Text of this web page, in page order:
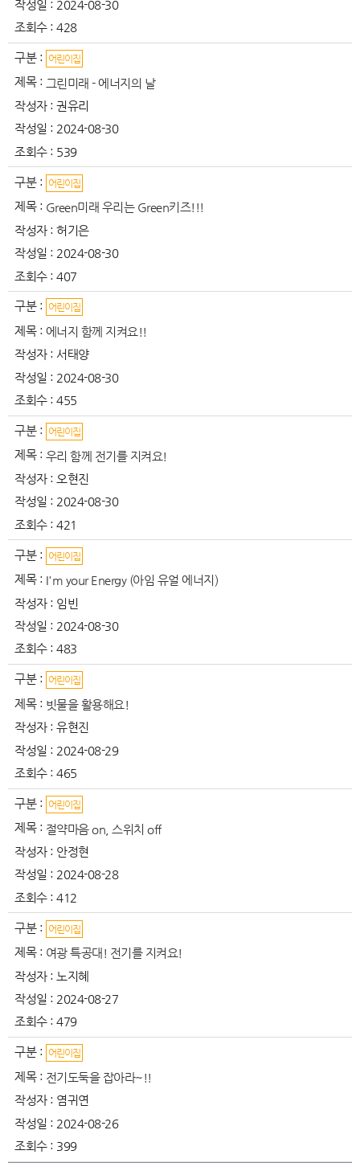
작성일 : 2024-08-30
조회수 :428
구분 : 어린이집
제목 : 그린미래 - 에너지의 날
작성자 :권유리
작성일 : 2024-08-30
조회수 : 539
구분 : 어린이집
제목 : Green미래 우리는 Green키즈!!!
작성자 :허기은
작성일 : 2024-08-30
조회수 :407
구분 : 어린이집
제목 : 에너지 함께 지켜요!!
작성자 : 서태양
작성일 : 2024-08-30
조회수 :455
구분 : 어린이집
제목 : 우리 함께 전기를 지켜요!
작성자 : 오현진
작성일 : 2024-08-30
조회수 :421
구분 : 어린이집
제목 : I'm your Energy (아임 유얼 에너지)
작성자 : 임빈
작성일 : 2024-08-30
조회수 :483
구분 : 어린이집
제목 : 빗물을 활용해요!
작성자 :유현진
작성일 : 2024-08-29
조회수 :465
구분 : 어린이집
제목 : 절약마음 on, 스위치 off
작성자 : 안정현
작성일 : 2024-08-28
조회수 :412
구분 : 어린이집
제목 : 여광 특공대! 전기를 지켜요!
작성자 : 노지혜
작성일 : 2024-08-27
조회수 :479
구분 : 어린이집
제목 : 전기도둑을 잡아라~!!
작성자 : 염귀연
작성일 : 2024-08-26
조회수 : 399